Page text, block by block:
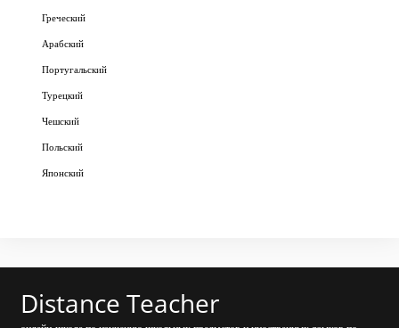
Греческий
Арабский
Португальский
Турецкий
Чешский
Польский
Японский
Distance Teacher